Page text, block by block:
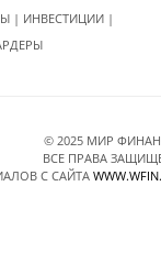
| ИНВЕСТИЦИИ |
© 2025 МИР
ВСЕ ПРАВА
C САЙТА